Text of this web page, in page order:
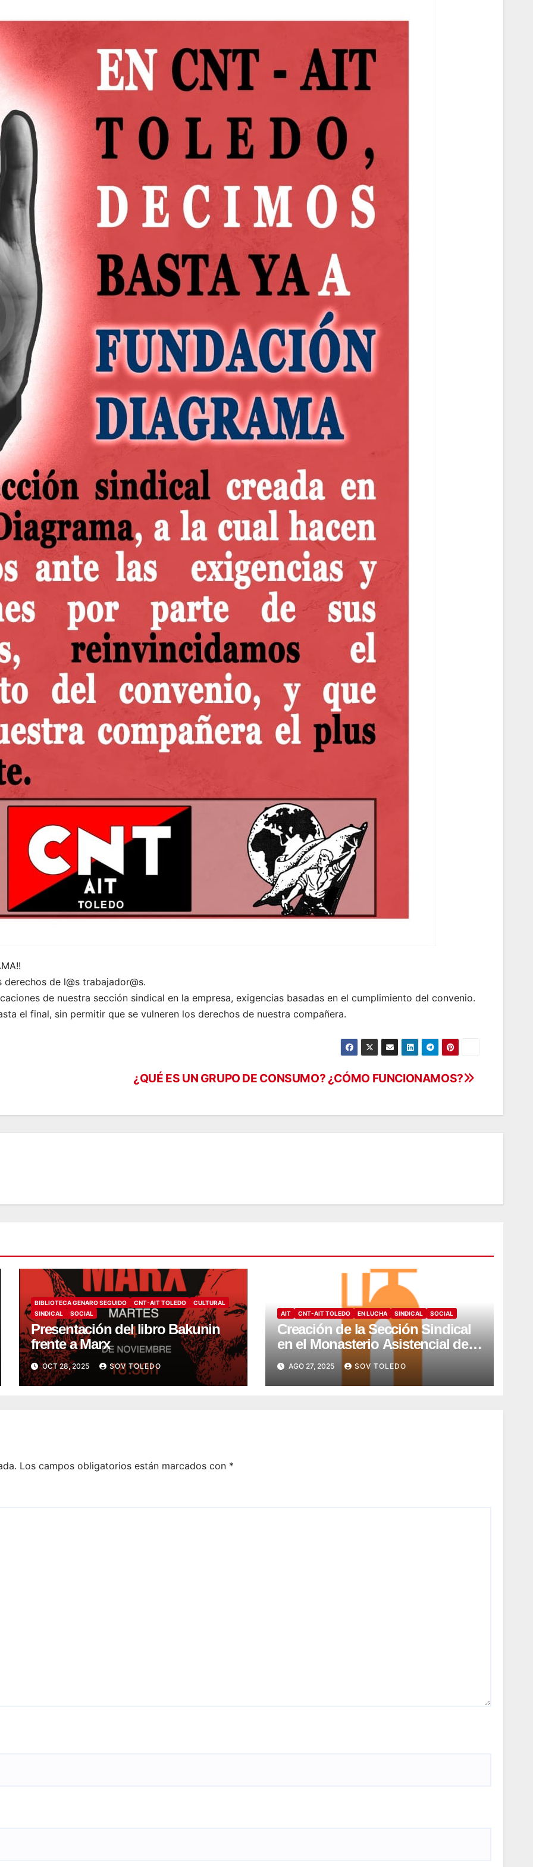
de l@s trabajador@s.
de nuestra sección sindical en la empresa, exigencias basadas en el cumplimiento del convenio.
el final, sin permitir que se vulneren los derechos de nuestra compañera.
¿QUÉ ES UN GRUPO DE CONSUMO? ¿CÓMO FUNCIONAMOS?
BIBLIOTECA GENARO SEGUIDO CNT-AIT TOLEDO
CULTURAL
SINDICAL
SOCIAL
Presentación del libro Bakunin
frente a Marx
OCT 28, 2025 SOV TOLEDO
AIT CNT-AIT TOLEDO EN LUCHA SINDICAL SOCIAL
Creación de la Sección Sindical
en el Monasterio Asistencial de
Montesión – Fundación Summa
Humanitate
AGO 27, 2025 SOV TOLEDO
Los campos obligatorios están marcados con *